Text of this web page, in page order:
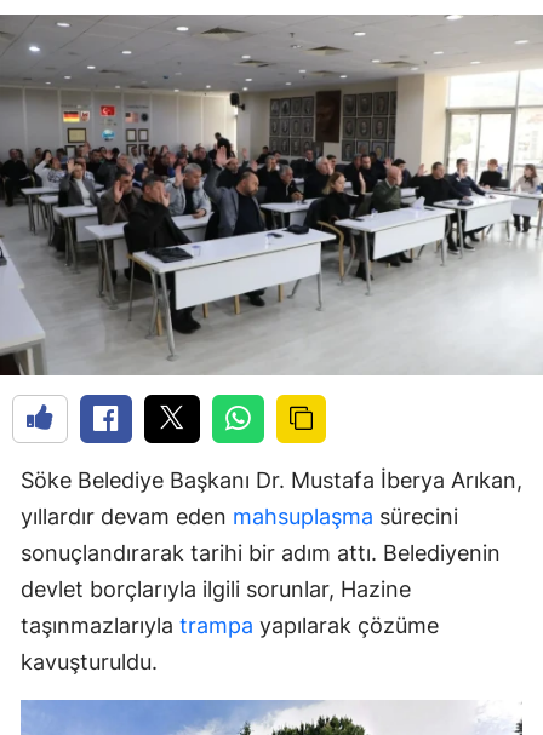
Söke Belediye Başkanı Dr. Mustafa İberya Arıkan,
yıllardır devam eden mahsuplaşma sürecini
sonuçlandırarak tarihi bir adım attı. Belediyenin
devlet borçlarıyla ilgili sorunlar, Hazine
taşınmazlarıyla trampa yapılarak çözüme
kavuşturuldu.